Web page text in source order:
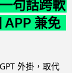
句話跨軟
APP 兼免
外掛，取代